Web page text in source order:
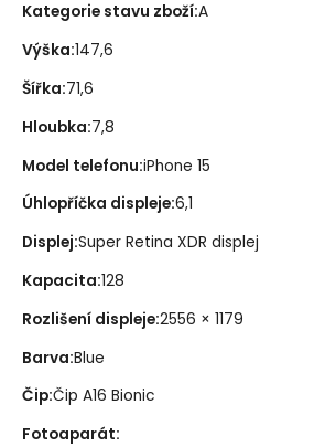
Kategorie stavu zboží:A
Výška:147,6
Šířka:71,6
Hloubka:7,8
Model telefonu:iPhone 15
Úhlopříčka displeje:6,1
Displej:Super Retina XDR displej
Kapacita:128
Rozlišení displeje:2556 × 1179
Barva:Blue
Čip:Čip A16 Bionic
Fotoaparát: